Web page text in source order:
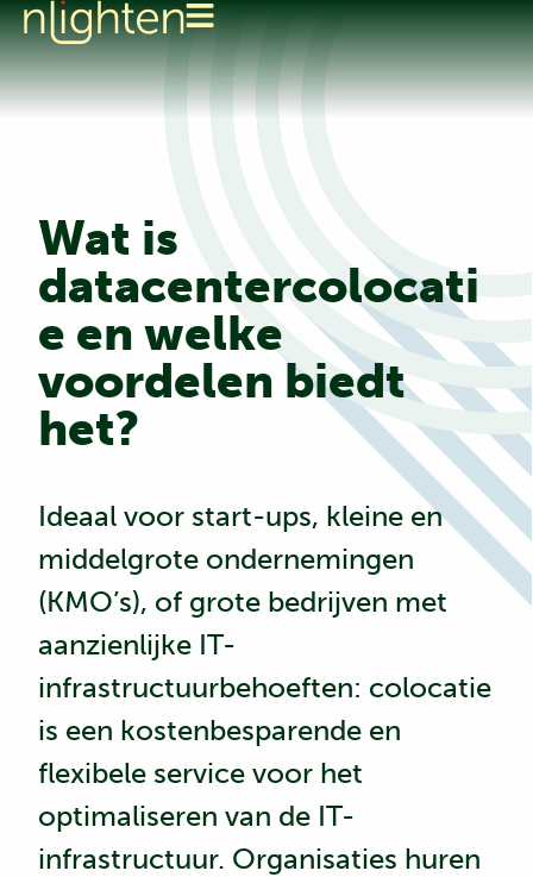
Wat is
datacentercolocati
e en welke
voordelen biedt
het?
Ideaal voor start-ups, kleine en
middelgrote ondernemingen
(KMO’s), of grote bedrijven met
aanzienlijke IT-
infrastructuurbehoeften: colocatie
is een kostenbesparende en
flexibele service voor het
optimaliseren van de IT-
infrastructuur. Organisaties huren